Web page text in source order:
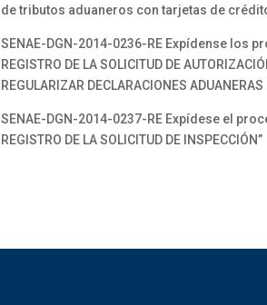
de tributos aduaneros con tarjetas de
SENAE-DGN-2014-0236-RE Expídense los
REGISTRO DE LA SOLICITUD DE
REGULARIZAR DECLARACIONES ADUANERAS
SENAE-DGN-2014-0237-RE Expídese el
REGISTRO DE LA SOLICITUD DE INSPECCIÓN”